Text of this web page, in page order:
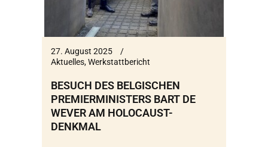
27. August 2025
Aktuelles,Werkstattbericht
BESUCH DES BELGISCHEN
PREMIERMINISTERS BART DE
WEVER AM HOLOCAUST-
DENKMAL